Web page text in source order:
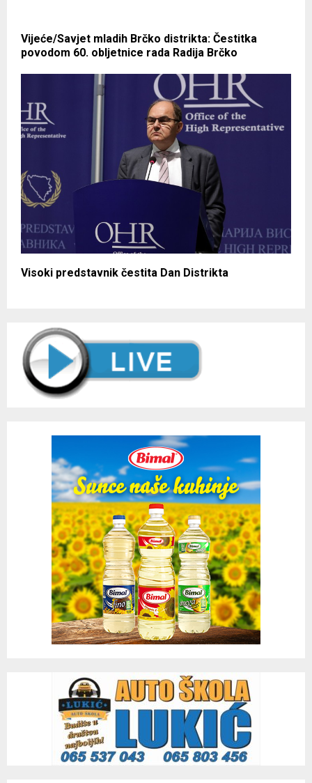
Vijeće/Savjet mladih Brčko distrikta: Čestitka
povodom 60. obljetnice rada Radija Brčko
Visoki predstavnik čestita Dan Distrikta